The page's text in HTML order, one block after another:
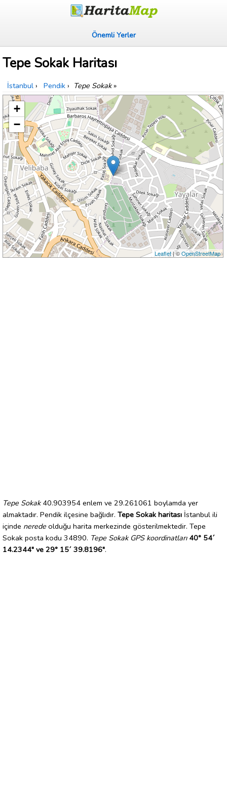
Önemli Yerler
Tepe Sokak Haritası
İstanbul › Pendik › Tepe Sokak»
+
−
Leaflet| ©OpenStreetMap
Tepe Sokak40.903954 enlem ve 29.261061 boylamda yer
almaktadır. Pendik ilçesine bağlıdır. Tepe Sokak haritası İstanbul ili
içinde nerede olduğu harita merkezinde gösterilmektedir. Tepe
Sokak posta kodu 34890. Tepe Sokak GPS koordinatları 40° 54´
14.2344" ve 29° 15´ 39.8196".